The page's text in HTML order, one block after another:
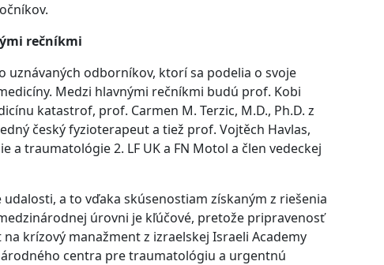
rečníkmi
uznávaných odborníkov, ktorí sa podelia o svoje
Medzi hlavnými rečníkmi budú prof. Kobi
katastrof, prof. Carmen M. Terzic, M.D., Ph.D. z
český fyzioterapeut a tiež prof. Vojtěch Havlas,
traumatológie 2. LF UK a FN Motol a člen vedeckej
a to vďaka skúsenostiam získaným z riešenia
úrovni je kľúčové, pretože pripravenosť
krízový manažment z izraelskej Israeli Academy
centra pre traumatológiu a urgentnú